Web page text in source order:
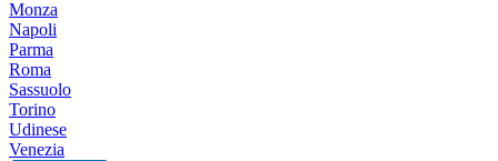
Monza
Napoli
Parma
Roma
Sassuolo
Torino
Udinese
Venezia